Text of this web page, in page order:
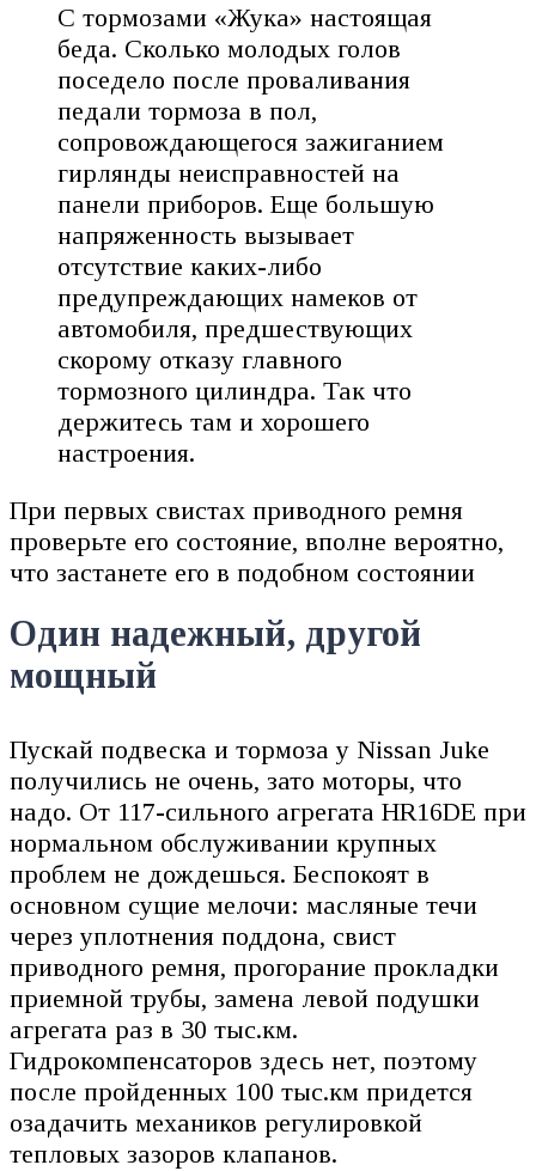
С тормозами «Жука» настоящая
беда. Сколько молодых голов
поседело после проваливания
педали тормоза в пол,
сопровождающегося зажиганием
гирлянды неисправностей на
панели приборов. Еще большую
напряженность вызывает
отсутствие каких-либо
предупреждающих намеков от
автомобиля, предшествующих
скорому отказу главного
тормозного цилиндра. Так что
держитесь там и хорошего
настроения.
При первых свистах приводного ремня
проверьте его состояние, вполне вероятно,
что застанете его в подобном состоянии
Один надежный, другой
мощный
Пускай подвеска и тормоза у Nissan Juke
получились не очень, зато моторы, что
надо. От 117-сильного агрегата HR16DE при
нормальном обслуживании крупных
проблем не дождешься. Беспокоят в
основном сущие мелочи: масляные течи
через уплотнения поддона, свист
приводного ремня, прогорание прокладки
приемной трубы, замена левой подушки
агрегата раз в 30 тыс.км.
Гидрокомпенсаторов здесь нет, поэтому
после пройденных 100 тыс.км придется
озадачить механиков регулировкой
тепловых зазоров клапанов.